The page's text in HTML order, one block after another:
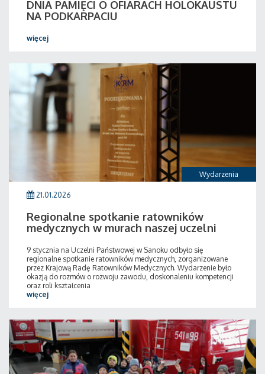
DNIA PAMIĘCI O OFIARACH HOLOKAUSTU
NA PODKARPACIU
więcej
Wydarzenia
21.01.2026
Regionalne spotkanie ratowników
medycznych w murach naszej uczelni
9 stycznia na Uczelni Państwowej w Sanoku odbyło się
regionalne spotkanie ratowników medycznych, zorganizowane
przez Krajową Radę Ratowników Medycznych. Wydarzenie było
okazją do rozmów o rozwoju zawodu, doskonaleniu kompetencji
oraz roli kształcenia
więcej